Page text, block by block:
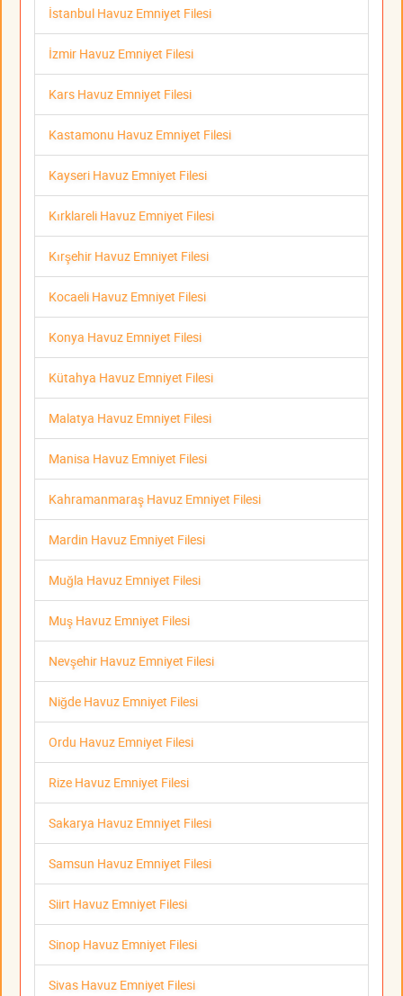
İstanbul Havuz Emniyet Filesi
İzmir Havuz Emniyet Filesi
Kars Havuz Emniyet Filesi
Kastamonu Havuz Emniyet Filesi
Kayseri Havuz Emniyet Filesi
Kırklareli Havuz Emniyet Filesi
Kırşehir Havuz Emniyet Filesi
Kocaeli Havuz Emniyet Filesi
Konya Havuz Emniyet Filesi
Kütahya Havuz Emniyet Filesi
Malatya Havuz Emniyet Filesi
Manisa Havuz Emniyet Filesi
Kahramanmaraş Havuz Emniyet Filesi
Mardin Havuz Emniyet Filesi
Muğla Havuz Emniyet Filesi
Muş Havuz Emniyet Filesi
Nevşehir Havuz Emniyet Filesi
Niğde Havuz Emniyet Filesi
Ordu Havuz Emniyet Filesi
Rize Havuz Emniyet Filesi
Sakarya Havuz Emniyet Filesi
Samsun Havuz Emniyet Filesi
Siirt Havuz Emniyet Filesi
Sinop Havuz Emniyet Filesi
Sivas Havuz Emniyet Filesi